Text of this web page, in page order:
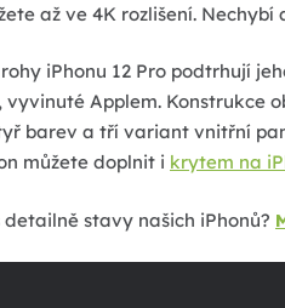
až ve 4K rozlišení.
iPhonu 12 Pro podtrhují
vyvinuté Applem. Konstrukce
barev a tří variant vnitřní
můžete doplnit i krytem na
stavy našich iPhonů?